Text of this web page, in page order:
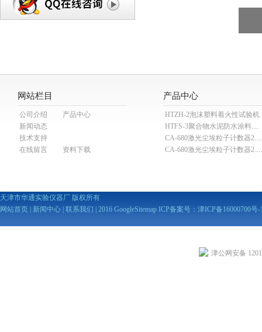
网站栏目
公司介绍
产品中心
新闻动态
技术支持
在线留言
资料下载
产品中心
HTZH-2泡沫塑料着火性试验机
HTFS-3聚合物水泥防水涂料分散机
CA-680激光尘埃粒子计数器28.3L
CA-680激光尘埃粒子
天津市华通实验仪器厂 版权所有
网站首页
新闻中心 联系我们 | 2016 GoogleSitemap ICP备案号： 津ICP备16000700号-
津公网安备